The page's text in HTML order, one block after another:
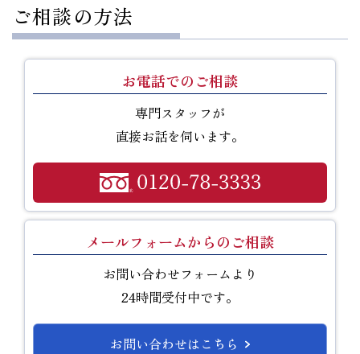
ご相談の方法
お電話でのご相談
専門スタッフが
直接お話を伺います。
メールフォームからのご相談
お問い合わせフォームより
24時間受付中です。
お問い合わせはこちら